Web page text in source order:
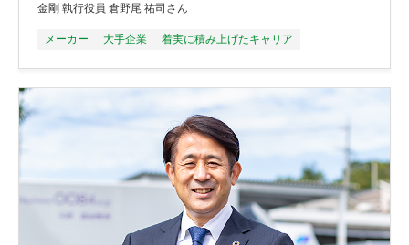
金剛 執行役員 倉野尾 祐司さん
メーカー 大手企業 着実に積み上げたキャリア